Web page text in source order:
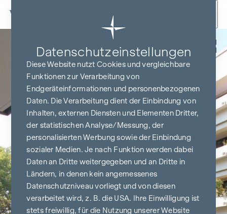
Zum Inhalt springen
Datenschutz­einstellungen
Diese Website nutzt Cookies und vergleichbare
Funktionen zur Verarbeitung von
Endgeräteinformationen und personenbezogenen
Daten. Die Verarbeitung dient der Einbindung von
Inhalten, externen Diensten und Elementen Dritter,
der statistischen Analyse/Messung, der
personalisierten Werbung sowie der Einbindung
sozialer Medien. Je nach Funktion werden dabei
Daten an Dritte weitergegeben und an Dritte in
Ländern, in denen kein angemessenes
Datenschutzniveau vorliegt und von diesen
verarbeitet wird, z. B. die USA. Ihre Einwilligung ist
stets freiwillig, für die Nutzung unserer Website